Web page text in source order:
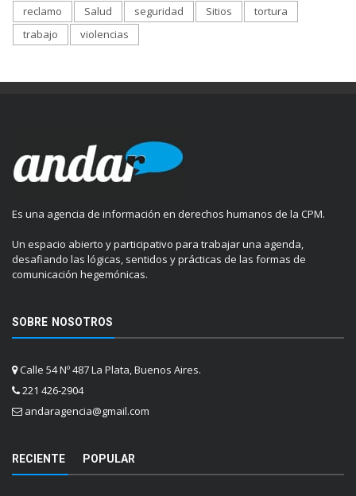
reclamo
Salud seguridad Sitios
tortura
trabajo
violencias
Es una agencia de información en derechos humanos de la CPM.
Un espacio abierto y participativo para trabajar una agenda,
desafiando las lógicas, sentidos y prácticas de las formas de
comunicación hegemónicas.
SOBRE NOSOTROS
Calle 54 Nº 487 La Plata, Buenos Aires.
221 426-2904
andaragencia@gmail.com
RECIENTE POPULAR